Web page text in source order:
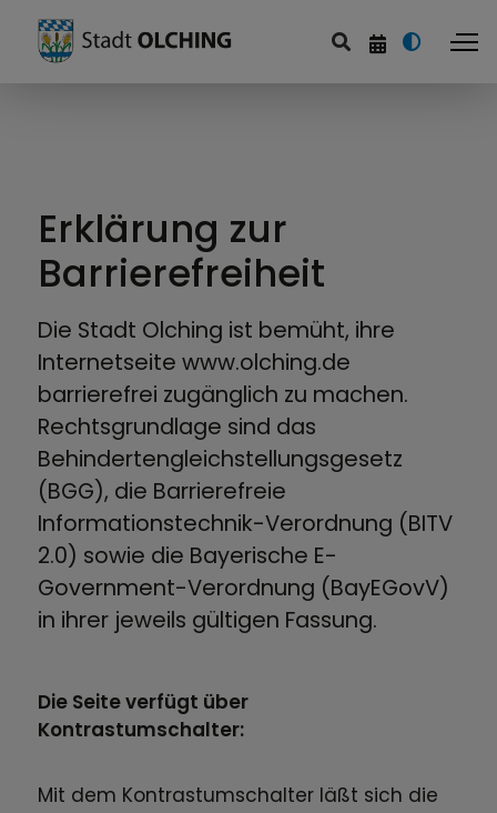
Erklärung zur
Barrierefreiheit
Die Stadt Olching ist bemüht, ihre
Internetseite www.olching.de
barrierefrei zugänglich zu machen.
Rechtsgrundlage sind das
Behindertengleichstellungsgesetz
(BGG), die Barrierefreie
Informationstechnik-Verordnung (BITV
2.0) sowie die Bayerische E-
Government-Verordnung (BayEGovV)
in ihrer jeweils gültigen Fassung.
Die Seite verfügt über
Kontrastumschalter:
Mit dem Kontrastumschalter läßt sich die